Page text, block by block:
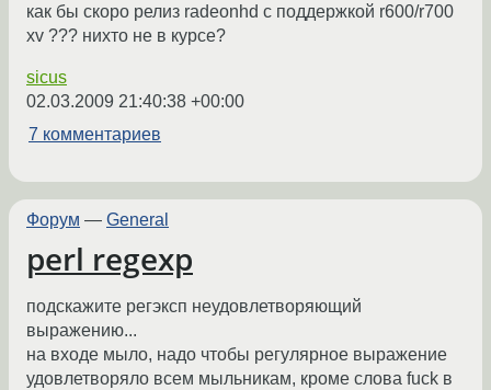
как бы скоро релиз radeonhd с поддержкой r600/r700
xv ??? нихто не в курсе?
sicus
02.03.2009 21:40:38 +00:00
7 комментариев
Форум — General
perl regexp
подскажите регэксп неудовлетворяющий
выражению...
на входе мыло, надо чтобы регулярное выражение
удовлетворяло всем мыльникам, кроме слова fuck в